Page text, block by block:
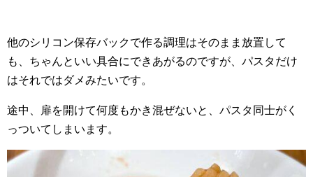
他のシリコン保存バックで作る調理はそのまま放置して
も、ちゃんといい具合にできあがるのですが、パスタだけ
はそれではダメみたいです。
途中、扉を開けて何度もかき混ぜないと、パスタ同士がく
っついてしまいます。